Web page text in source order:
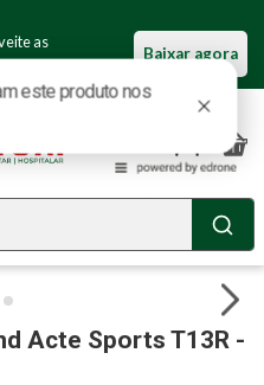
as
Baixar agora
Acte Sports T13R -